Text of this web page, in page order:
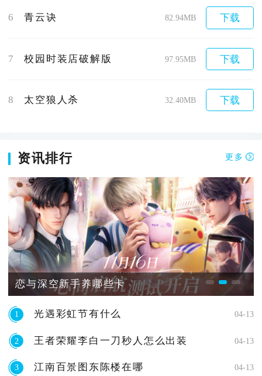
6 青云诀 82.94MB 下载
7 校园时装店破解版 97.95MB 下载
8 太空狼人杀 32.40MB 下载
资讯排行 更多
恋与深空新手养哪些卡
1 光遇彩虹节有什么 04-13
2 王者荣耀李白一刀秒人怎么出装 04-13
3 江南百景图东陈楼在哪 04-13